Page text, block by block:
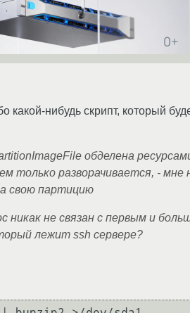
нибудь скрипт, который
обделена
только разворачивается, - мне
свою партицию
никак не связан с первым и
лежит ssh сервере?